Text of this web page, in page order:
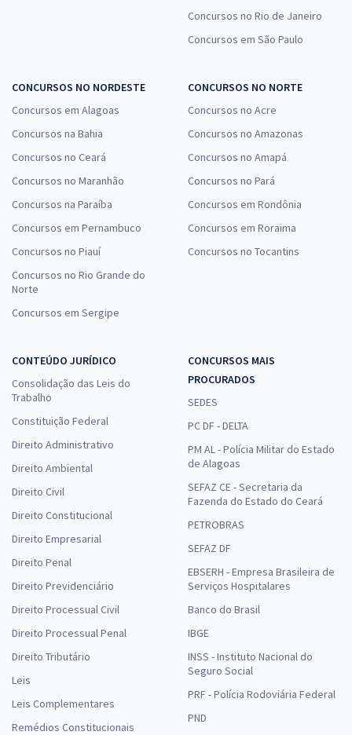
Concursos no Rio de Janeiro
Concursos em São Paulo
CONCURSOS NO NORDESTE
Concursos em Alagoas
Concursos na Bahia
Concursos no Ceará
Concursos no Maranhão
Concursos na Paraíba
Concursos em Pernambuco
Concursos no Piauí
Concursos no Rio Grande do
Norte
Concursos em Sergipe
CONCURSOS NO NORTE
Concursos no Acre
Concursos no Amazonas
Concursos no Amapá
Concursos no Pará
Concursos em Rondônia
Concursos em Roraima
Concursos no Tocantins
CONTEÚDO JURÍDICO
Consolidação das Leis do
Trabalho
Constituição Federal
Direito Administrativo
Direito Ambiental
Direito Civil
Direito Constitucional
Direito Empresarial
Direito Penal
Direito Previdenciário
Direito Processual Civil
Direito Processual Penal
Direito Tributário
Leis
Leis Complementares
Remédios Constitucionais
CONCURSOS MAIS
PROCURADOS
SEDES
PC DF - DELTA
PM AL - Polícia Militar do Estado
de Alagoas
SEFAZ CE - Secretaria da
Fazenda do Estado do Ceará
PETROBRAS
SEFAZ DF
EBSERH - Empresa Brasileira de
Serviços Hospitalares
Banco do Brasil
IBGE
INSS - Instituto Nacional do
Seguro Social
PRF - Polícia Rodoviária Federal
PND